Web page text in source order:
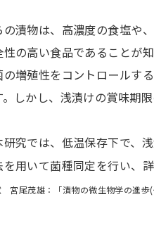
の漬物は、高濃度の食塩や
の高い食品であることが
の増殖性をコントロールす
。しかし、浅漬けの賞味期
研究では、低温保存下で、
を用いて菌種同定を行い、
宮尾茂雄：「漬物の微生物学の進